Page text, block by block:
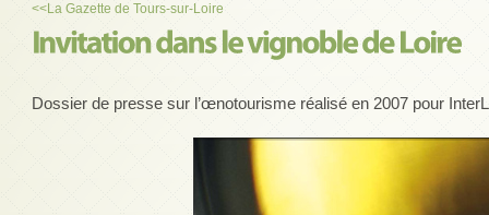
<<La Gazette de Tours-sur-Loire
Dossier de presse sur l’œnotourisme réalisé en 2007 pour